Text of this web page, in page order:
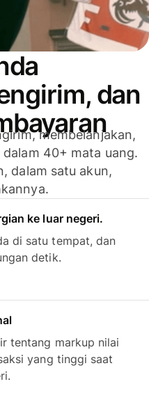
dan
membelanjakan,
40+ mata uang.
dalam satu akun,
ke luar negeri.
di satu tempat, dan
detik.
tentang markup nilai
yang tinggi saat